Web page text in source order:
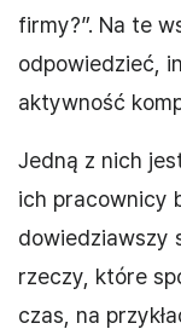
firmy?”. Na te
odpowiedzieć,
aktywność
Jedną z nich
ich pracownicy
dowiedziawszy
rzeczy, które
czas, na